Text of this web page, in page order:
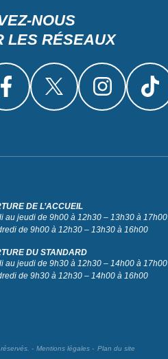
NOUS
LES RÉSEAUX
DE L’ACCUEIL
au jeudi de 9h00 à 12h30 – 13h30 à 17h00
de 9h00 à 12h30 – 13h30 à 16h00
DU STANDARD
au jeudi de 9h30 à 12h30 – 14h00 à 17h00
de 9h30 à 12h30 – 14h00 à 16h00
Mentions légales Plan du site